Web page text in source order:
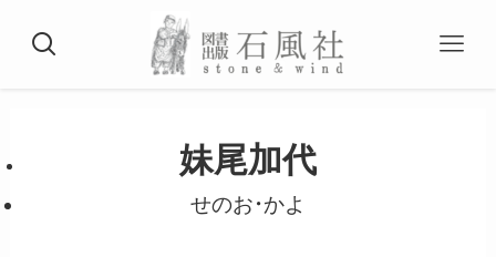
妹尾加代
せのお・かよ